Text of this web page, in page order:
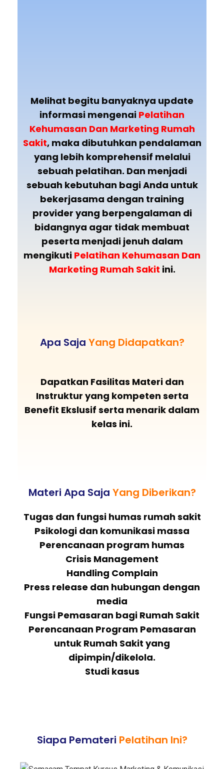
Melihat begitu banyaknya update
informasi mengenai Pelatihan
Kehumasan Dan Marketing Rumah
Sakit, maka dibutuhkan pendalaman
yang lebih komprehensif melalui
sebuah pelatihan. Dan menjadi
sebuah kebutuhan bagi Anda untuk
bekerjasama dengan training
provider yang berpengalaman di
bidangnya agar tidak membuat
peserta menjadi jenuh dalam
mengikuti Pelatihan Kehumasan Dan
Marketing Rumah Sakit ini.
Apa Saja Yang Didapatkan?
Dapatkan Fasilitas Materi dan
Instruktur yang kompeten serta
Benefit Ekslusif serta menarik dalam
kelas ini.
Materi Apa Saja Yang Diberikan?
Tugas dan fungsi humas rumah sakit
Psikologi dan komunikasi massa
Perencanaan program humas
Crisis Management
Handling Complain
Press release dan hubungan dengan
media
Fungsi Pemasaran bagi Rumah Sakit
Perencanaan Program Pemasaran
untuk Rumah Sakit yang
dipimpin/dikelola.
Studi kasus
Siapa Pemateri Pelatihan Ini?